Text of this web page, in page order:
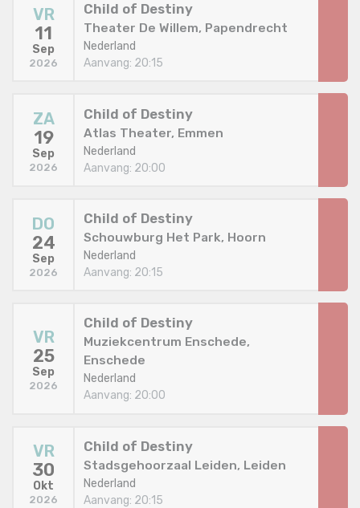
VR
11
Sep
2026
Child of Destiny
Theater De Willem, Papendrecht
Nederland
Aanvang: 20:15
ZA
19
Sep
2026
Child of Destiny
Atlas Theater, Emmen
Nederland
Aanvang: 20:00
DO
24
Sep
2026
Child of Destiny
Schouwburg Het Park, Hoorn
Nederland
Aanvang: 20:15
VR
25
Sep
2026
Child of Destiny
Muziekcentrum Enschede,
Enschede
Nederland
Aanvang: 20:00
VR
30
Okt
2026
Child of Destiny
Stadsgehoorzaal Leiden, Leiden
Nederland
Aanvang: 20:15